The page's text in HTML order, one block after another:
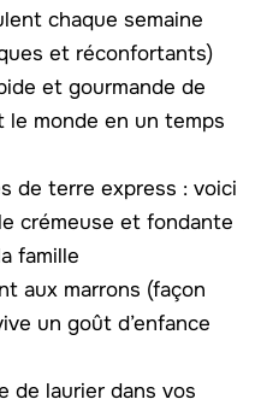
chaque semaine
et réconfortants)
et gourmande de
le monde en un temps
de terre express : voici
crémeuse et fondante
famille
aux marrons (façon
un goût d’enfance
de laurier dans vos